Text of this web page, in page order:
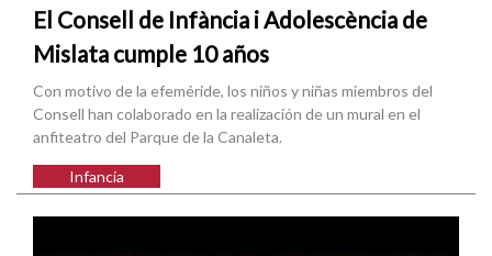
El Consell de Infància i Adolescència de
Mislata cumple 10 años
Con motivo de la efeméride, los niños y niñas miembros del
Consell han colaborado en la realización de un mural en el
anfiteatro del Parque de la Canaleta.
Infancia